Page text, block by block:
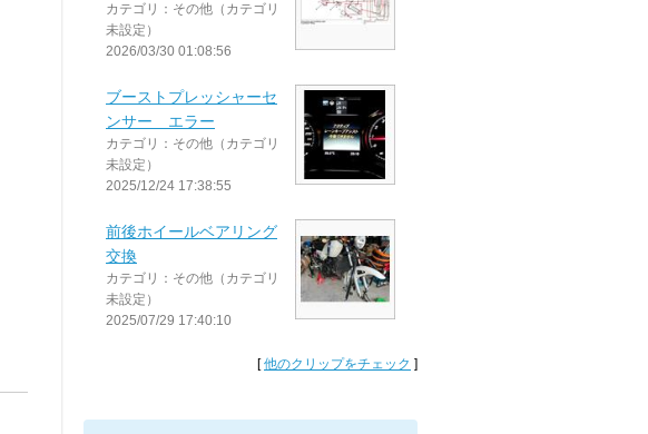
カテゴリ：その他（カテゴリ
未設定）
2026/03/30 01:08:56
ブーストプレッシャーセ
ンサー エラー
カテゴリ：その他（カテゴリ
未設定）
2025/12/24 17:38:55
前後ホイールベアリング
交換
カテゴリ：その他（カテゴリ
未設定）
2025/07/29 17:40:10
[他のクリップをチェック ]